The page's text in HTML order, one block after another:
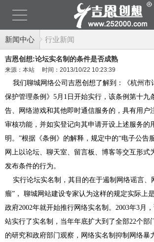
新闻中心 行业新闻
吉恩创想:论坛实名制的条件是否成熟
来源：本站 时间：2013/10/22 10:23:39
我们聊城网络公司吉恩创想了解到：《杭州市
保护管理条例》5月1日开始实行，该条例第十九
告、网络游戏和其他即时通信服务的，具有用户
审核功能，并如实登记向其申请开设上述服务的
明。”根据《条例》的解释，规定中的“电子公告
网上以论坛、聊天室、留言板、博客等交互形式
发布条件的行为。
实行论坛实名制，其目的在于遏制网络谣言、
瘤”， 聊城网站建设专家认为这样的规定实际上
政府2002年就开始推行网络实名制。2003年3月
站实行了实名制，当年年底扩大到了全部22个部
的研究和政府部门观察，网络实名制抑制网络暴